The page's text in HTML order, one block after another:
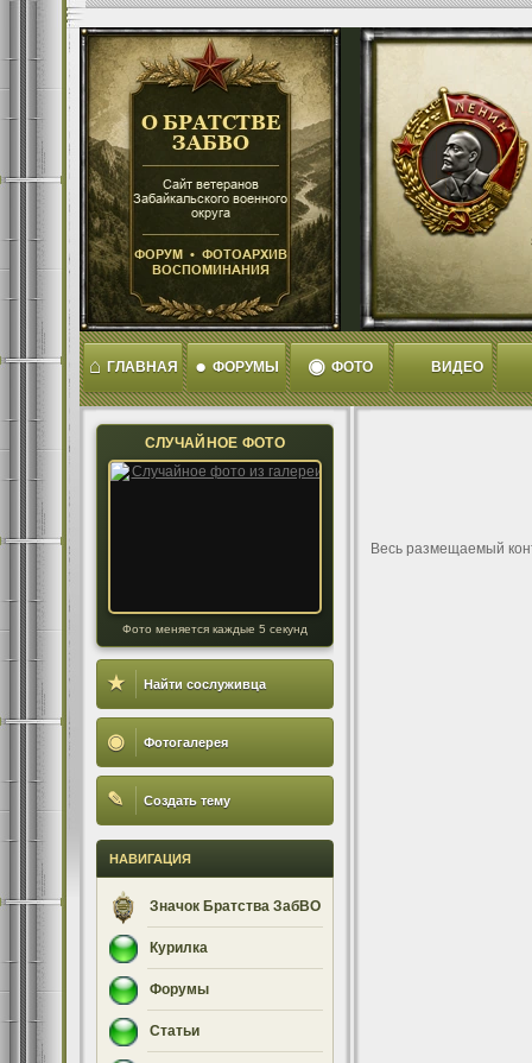
⌂ ГЛАВНАЯ ● ФОРУМЫ ◉ ФОТО ВИДЕО
СЛУЧАЙНОЕ ФОТО
Фото меняется каждые 5 секунд
★ Найти сослуживца
◉ Фотогалерея
✎ Создать тему
НАВИГАЦИЯ
Значок Братства ЗабВО
Курилка
Форумы
Статьи
Весь размещаемый